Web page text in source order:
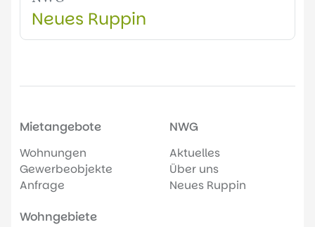
Neues Ruppin
Mietangebote
Wohnungen
Gewerbeobjekte
Anfrage
Wohngebiete
NWG
Aktuelles
Über uns
Neues Ruppin